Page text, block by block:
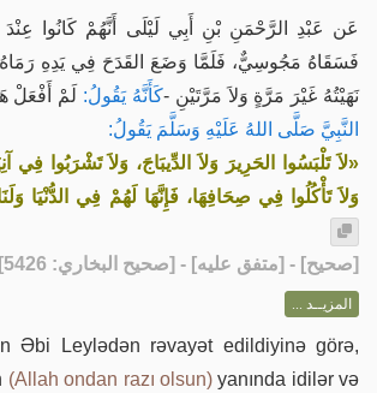
عَن عَبْدِ الرَّحْمَنِ بْنِ أَبِي لَيْلَى أَنَّهُمْ كَانُوا
فَسَقَاهُ مَجُوسِيٌّ، فَلَمَّا وَضَعَ القَدَحَ فِي يَدِهِ رَمَاهُ
نَهَيْتُهُ غَيْرَ مَرَّةٍ وَلاَ مَرَّتَيْنِ -كَأَنَّهُ يَقُولُ: لَمْ أَفْعَلْ
النَّبِيَّ صَلَّى اللهُ عَلَيْهِ وَسَلَّمَ يَقُولُ:
«لاَ تَلْبَسُوا الحَرِيرَ وَلاَ الدِّيبَاجَ، وَلاَ تَشْرَبُوا فِي
وَلاَ تَأْكُلُوا فِي صِحَافِهَا، فَإِنَّهَا لَهُمْ فِي الدُّنْيَا
[صحيح] - [متفق عليه] - [صحيح البخاري: 5426]
المزيــد ...
Əbi Leylədən rəvayət edildiyinə görə,
(Allah ondan razı olsun)yanında idilər və